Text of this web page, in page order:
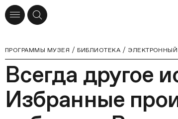
ПРОГРАММЫ МУЗЕЯ БИБЛИОТЕКА ЭЛЕКТРОННЫЙ
Всегда другое
Избранные